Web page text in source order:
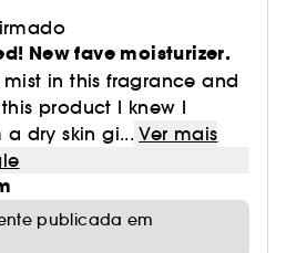
New fave moisturizer.
in this fragrance and
product I knew I
dry skin gi... Ver mais
publicada em